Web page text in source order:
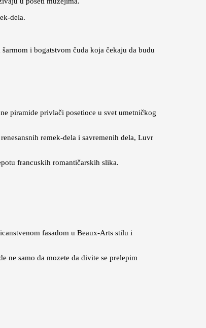
dela.
i bogatstvom čuda koja čekaju da budu
piramide privlači posetioce u svet umetničkog
remek-dela i savremenih dela, Luvr
francuskih romantičarskih slika.
fasadom u Beaux-Arts stilu i
ne samo da mozete da divite se prelepim